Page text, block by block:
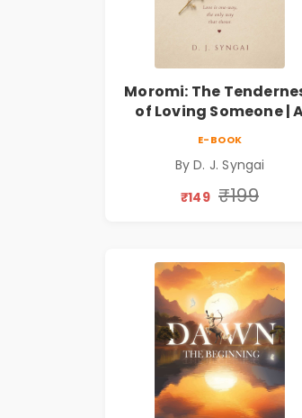
Moromi: The
of Loving Someone |
Love, Healing, Self-
Discovery & Emotional
E-BOOK
By D. J. Syngai
₹149 ₹199